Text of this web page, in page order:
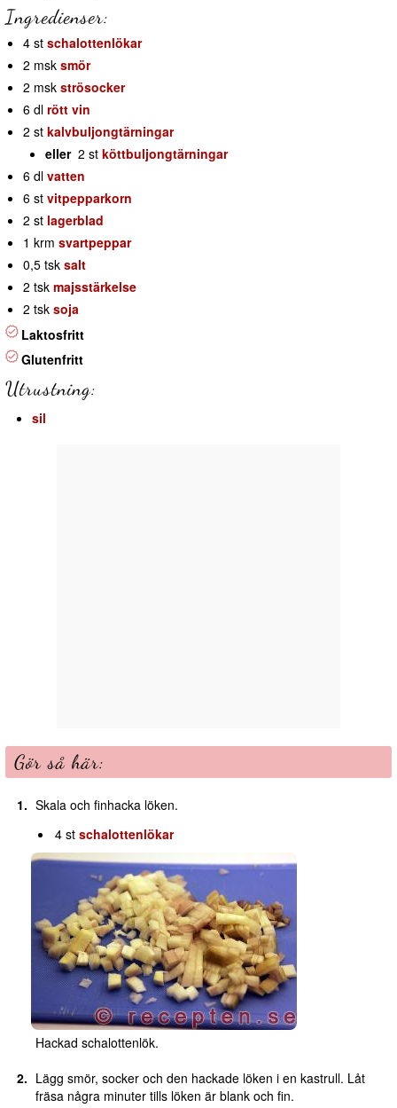
Ingredienser:
4 st schalottenlökar
2 msk smör
2 msk strösocker
6 dl rött vin
2 st kalvbuljongtärningar
eller2 st köttbuljongtärningar
6 dl vatten
6 st vitpepparkorn
2 st lagerblad
1 krm svartpeppar
0,5 tsk salt
2 tsk majsstärkelse
2 tsk soja
Laktosfritt
Glutenfritt
Utrustning:
sil
Gör så här:
Skala och finhacka löken.
4 stschalottenlökar
Hackad schalottenlök.
Lägg smör, socker och den hackade löken i en kastrull. Låt
fräsa några minuter tills löken är blank och fin.